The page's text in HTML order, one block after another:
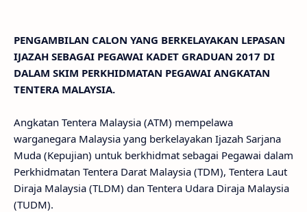
PENGAMBILAN CALON YANG BERKELAYAKAN LEPASAN
IJAZAH SEBAGAI PEGAWAI KADET GRADUAN 2017 DI
DALAM SKIM PERKHIDMATAN PEGAWAI ANGKATAN
TENTERA MALAYSIA.
Angkatan Tentera Malaysia (ATM) mempelawa
warganegara Malaysia yang berkelayakan Ijazah Sarjana
Muda (Kepujian) untuk berkhidmat sebagai Pegawai dalam
Perkhidmatan Tentera Darat Malaysia (TDM), Tentera Laut
Diraja Malaysia (TLDM) dan Tentera Udara Diraja Malaysia
(TUDM).